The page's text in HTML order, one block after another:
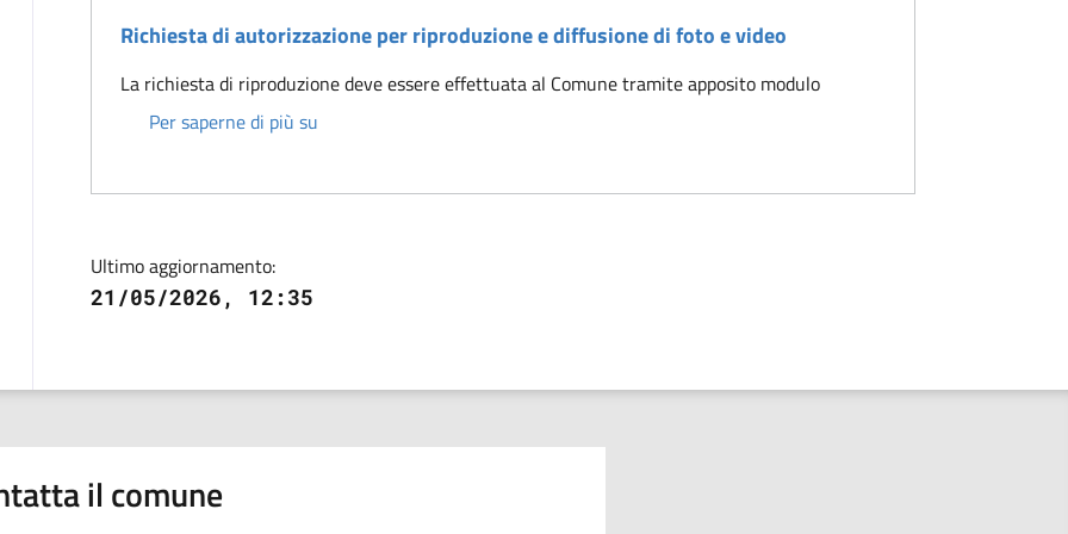
Richiesta di autorizzazione per riproduzione e diffusione di foto e video
La richiesta di riproduzione deve essere effettuata al Comune tramite apposito modulo
Per saperne di più suRichiesta di autorizzazione per riproduzione e diffusione di foto e video
Ultimo aggiornamento:
21/05/2026, 12:35
il comune